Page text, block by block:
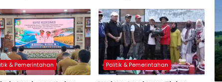
& Pemerintahan Politik & Pemerintahan